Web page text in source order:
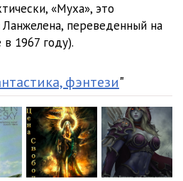
«Муха», это
переведенный на
1967 году).
фэнтези"